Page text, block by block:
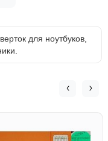
для ноутбуков,